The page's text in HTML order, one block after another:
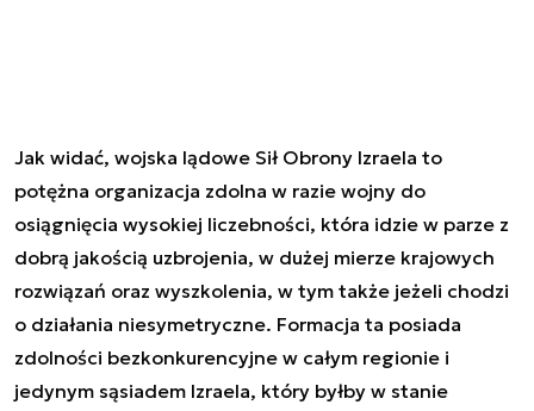
Jak widać, wojska lądowe Sił Obrony Izraela to
potężna organizacja zdolna w razie wojny do
osiągnięcia wysokiej liczebności, która idzie w parze z
dobrą jakością uzbrojenia, w dużej mierze krajowych
rozwiązań oraz wyszkolenia, w tym także jeżeli chodzi
o działania niesymetryczne. Formacja ta posiada
zdolności bezkonkurencyjne w całym regionie i
jedynym sąsiadem Izraela, który byłby w stanie